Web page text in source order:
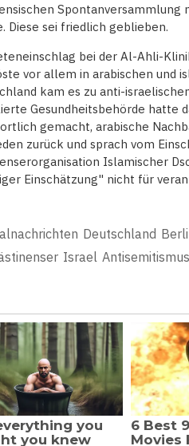
Diese sei friedlich geblieben.
bei der Al-Ahli-
vor allem in arabischen und
kam es zu anti-
Gesundheitsbehörde hatte
gemacht, arabische
zurück und sprach vom
Islamischer
Einschätzung" nicht für
Deutschland
Israel Antisemitismus